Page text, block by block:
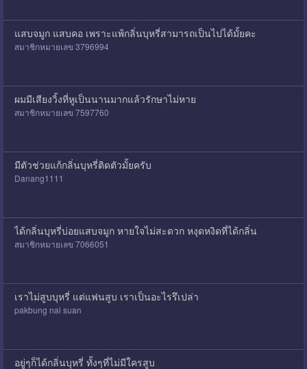
แสบจมูก แสบคอ เพราะแพ้กลิ่นบุหรี่สามารถเป็นไปได้มั้ยคะ
สมาชิกหมายเลข 3796994
ผมมีเสียงวิ้งที่หูเป็นนานมากแล้วรักษาไม่หาย
สมาชิกหมายเลข 7597760
มีตัวช่วยแก้กลิ่นบุหรี่ติดตัวมั้ยครับ
Danang1111
ได้กลิ่นบุหรี่บ่อยแสบจมูก หายใจไม่สะดวก หงุดหงิดที่ได้กลิ่น
สมาชิกหมายเลข 7066051
เราไม่สูบบุหรี่ แต่แฟนสูบ เราเป็นอะไรรึเปล่า
pakbung nai suan
อยู่ๆก็ได้กลิ่นบุหรี่ ทั้งๆที่ไม่มีใครสูบ